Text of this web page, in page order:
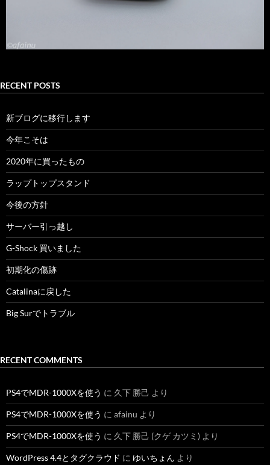
RECENT POSTS
新ブログに移行します
今年こそは
2020年に買ったもの
ラップトップスタンド
今後の方針
サーバー引っ越し
G-Shock 買いました
初期化の傷跡
Catalinaに戻した
Big Surでトラブル
RECENT COMMENTS
PS4でMDR-1000Xを使う に 久下 勝己 より
PS4でMDR-1000Xを使う に afainu より
PS4でMDR-1000Xを使う に 久下 勝己 (クゲ カツミ) より
WordPress 4.4とタグクラウド に ゆいちょん より